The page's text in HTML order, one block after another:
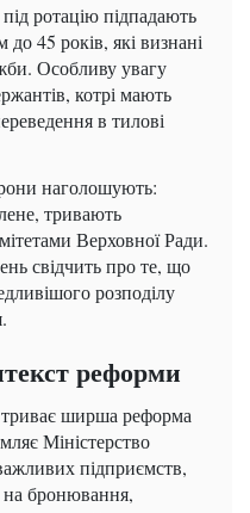
ротацію підпадають
45 років, які визнані
Особливу увагу
котрі мають
в тилові
наголошують:
тривають
Верховної Ради.
свідчить про те, що
розподілу
реформи
триває ширша реформа
Міністерство
підприємств,
бронювання,